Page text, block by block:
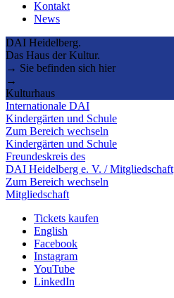
Kontakt
News
DAI Heidelberg.
Das Haus der Kultur.
→ Sie befinden sich hier
→
Kulturhaus
Internationale DAI
Kindergärten und Schule
Zum Bereich wechseln
Kindergärten und Schule
Freundeskreis des
DAI Heidelberg e. V. / Mitgliedschaft
Zum Bereich wechseln
Mitgliedschaft
Tickets kaufen
English
Facebook
Instagram
YouTube
LinkedIn